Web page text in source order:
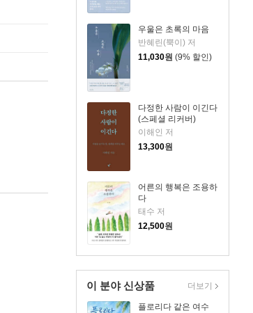
우울은 초록의 마음
반혜린(뿍이) 저
11,030원 (9% 할인)
다정한 사람이 이긴다
(스페셜 리커버)
이해인 저
13,300원
어른의 행복은 조용하
다
태수 저
12,500원
이 분야 신상품
플로리다 같은 여수
더보기